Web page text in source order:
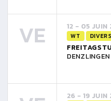
VE 12 - 05 JUIN
WT DIVERS
DENZLINGEN
26 - 19 JUIN